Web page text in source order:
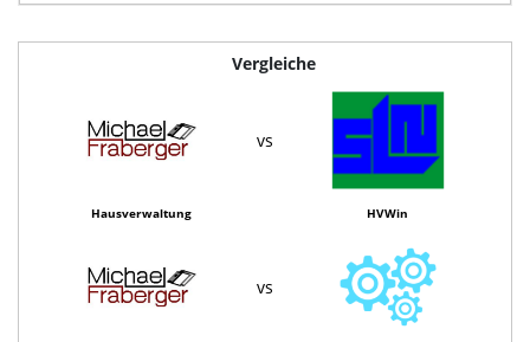
Vergleiche
vs
Hausverwaltung HVWin
vs